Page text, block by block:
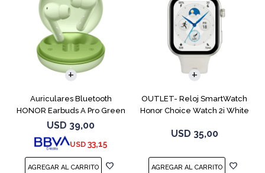
Auriculares Bluetooth
HONOR Earbuds A Pro Green
USD 39,00
USD 33,15
OUTLET- Reloj SmartWatch
Honor Choice Watch 2i White
USD 35,00